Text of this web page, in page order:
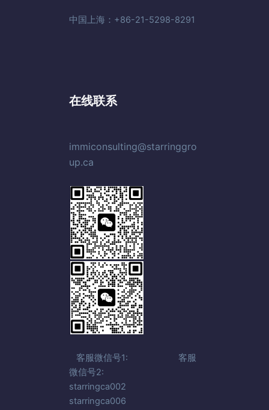
中国上海：+86-21-5298-8291
在线联系
immiconsulting@starringgro
up.ca
客服微信号1: 客服
微信号2:
starringca002
starringca006